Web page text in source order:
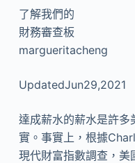
了解我們的
財務審查板
margueritacheng
UpdatedJun29,2021
達成薪水的薪水是許多
實。事實上，根據
現代財富指數調查，美